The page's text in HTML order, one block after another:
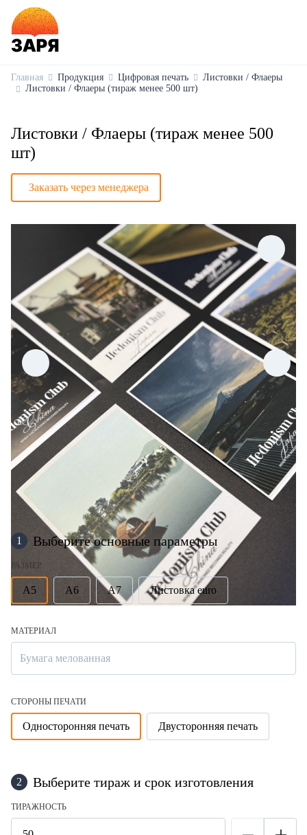
Главная Продукция Цифровая печать
Листовки / Флаеры
Листовки / Флаеры (тираж менее 500 шт)
Листовки / Флаеры (тираж менее 500
шт)
Заказать через менеджера
1 Выберите основные параметры
РАЗМЕР
А5 А6 А7 Листовка euro
МАТЕРИАЛ
Бумага мелованная
СТОРОНЫ ПЕЧАТИ
Односторонняя печать Двусторонняя печать
2 Выберите тираж и срок изготовления
ТИРАЖНОСТЬ